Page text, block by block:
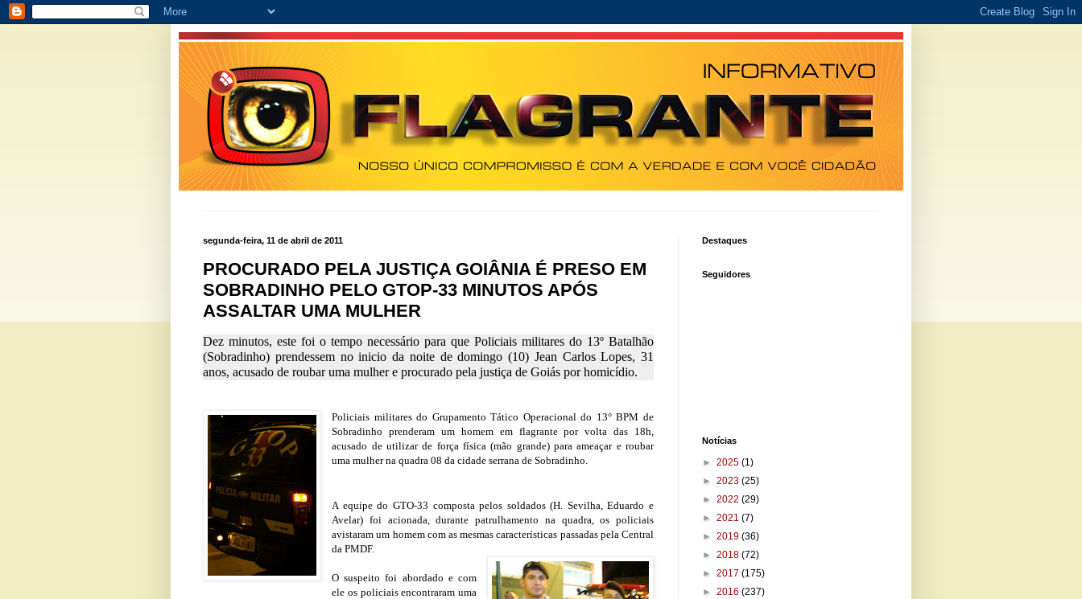
segunda-feira, 11 de abril de 2011
PROCURADO PELA JUSTIÇA GOIÂNIA É PRESO EM
SOBRADINHO PELO GTOP-33 MINUTOS APÓS
ASSALTAR UMA MULHER
Dez minutos, este foi o tempo necessário para que Policiais militares do 13º Batalhão
(Sobradinho) prendessem no inicio da noite de domingo (10) Jean Carlos Lopes, 31
anos, acusado de roubar uma mulher e procurado pela justiça de Goiás por homicídio.
Policiais militares do Grupamento Tático Operacional do 13° BPM de
Sobradinho prenderam um homem em flagrante por volta das 18h,
acusado de utilizar de força física (mão grande) para ameaçar e roubar
uma mulher na quadra 08 da cidade serrana de Sobradinho.
A equipe do GTO-33 composta pelos soldados (H. Sevilha, Eduardo e
Avelar) foi acionada, durante patrulhamento na quadra, os policiais
avistaram um homem com as mesmas características passadas pela Central
da PMDF.
O suspeito foi abordado e com
ele os policiais encontraram uma
Destaques
Seguidores
Notícias
► 2025 (1)
► 2023 (25)
► 2022 (29)
► 2021 (7)
► 2019 (36)
► 2018 (72)
► 2017 (175)
► 2016 (237)